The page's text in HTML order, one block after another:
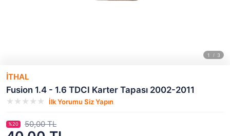
İTHAL
Fusion 1.4 - 1.6 TDCI Karter Tapası 2002-2011
İlk Yorumu Siz Yapın
%20 50,00 TL